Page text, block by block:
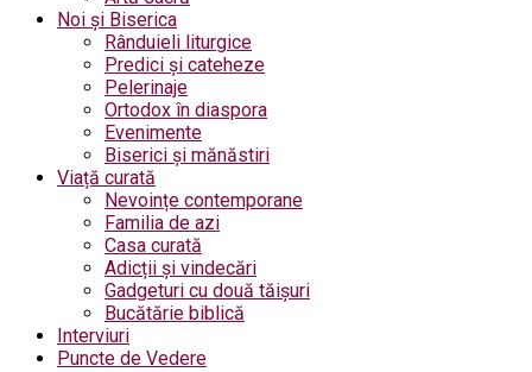
Noi și Biserica
Rânduieli liturgice
Predici și cateheze
Pelerinaje
Ortodox în diaspora
Evenimente
Biserici și mănăstiri
Viață curată
Nevoințe contemporane
Familia de azi
Casa curată
Adicții și vindecări
Gadgeturi cu două tăișuri
Bucătărie biblică
Interviuri
Puncte de Vedere